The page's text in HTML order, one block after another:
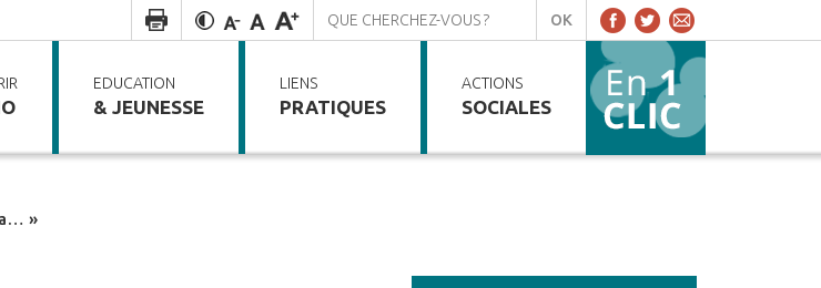
EDUCATION
& JEUNESSE
LIENS
PRATIQUES
ACTIONS
SOCIALES
»